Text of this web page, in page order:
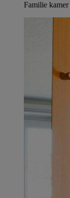
Familie